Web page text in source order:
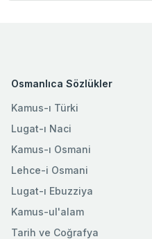
Osmanlıca Sözlükler
Kamus-ı Türki
Lugat-ı Naci
Kamus-ı Osmani
Lehce-i Osmani
Lugat-ı Ebuzziya
Kamus-ul'alam
Tarih ve Coğrafya